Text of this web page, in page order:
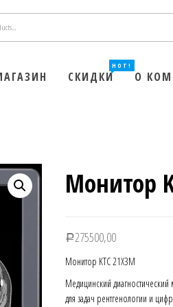
СКИДКИ
HOT!
О
Монитор
Р275500,00
Монитор KTC 21X3M
Медицинский
для задач рентгенологии и